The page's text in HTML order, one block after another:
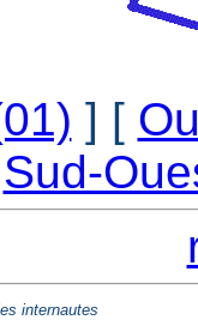
] [
Sud-
internautes